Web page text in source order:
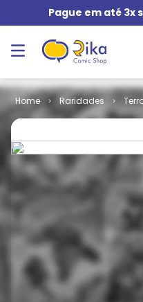
Pague em até 3x
Raridades